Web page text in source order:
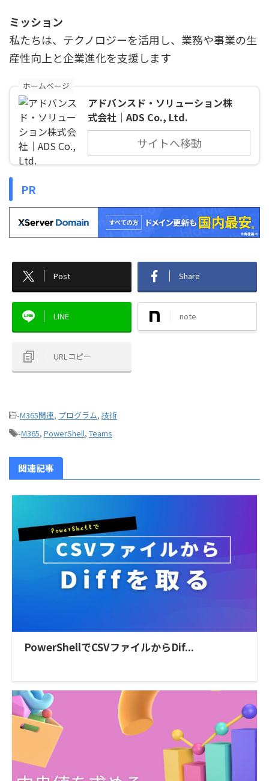
ミッション
私たちは、テクノロジーを活用し、業務や事業の生
産性向上と企業進化を支援します
ホームページ
アドバンスド・ソリューション株
式会社｜ADS Co., Ltd.
サイトへ移動
PR
Post Share
LINE note
URLコピー
-M365関連, プログラム, 技術
-M365, PowerShell, Teams
関連記事
PowerShellでCSVファイルからDif...